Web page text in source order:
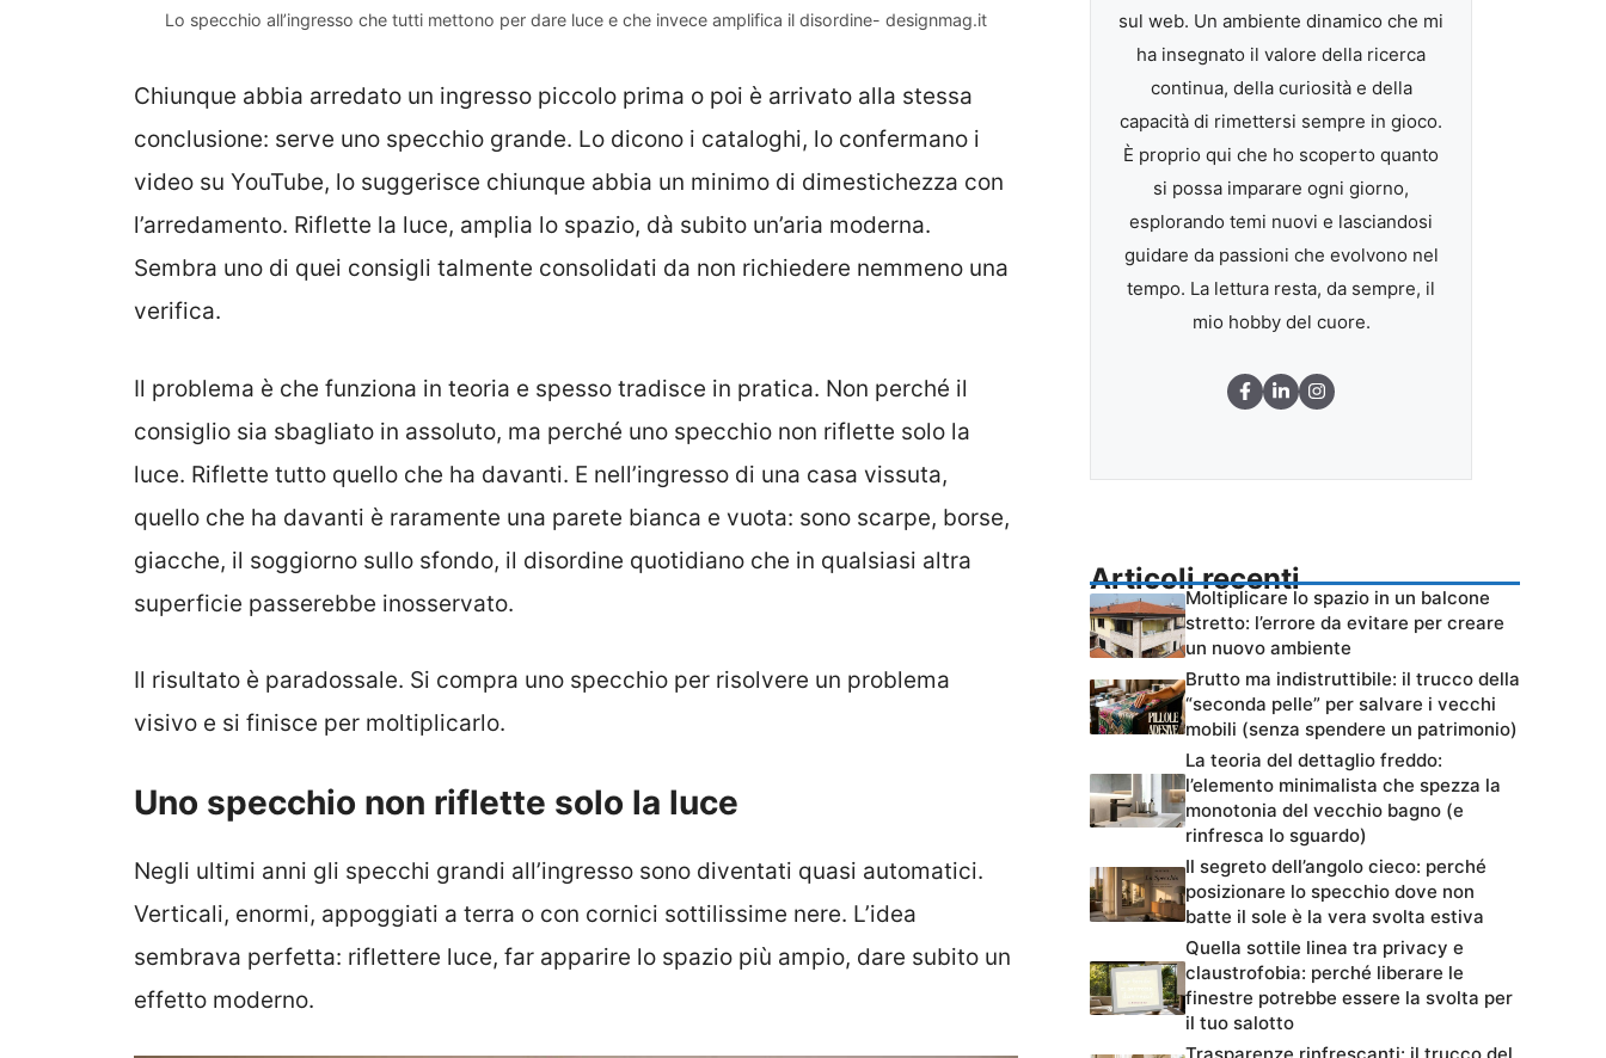
Lo specchio all’ingresso che tutti mettono per dare luce e che invece amplifica il disordine- designmag.it
Chiunque abbia arredato un ingresso piccolo prima o poi è arrivato alla stessa
conclusione: serve uno specchio grande. Lo dicono i cataloghi, lo confermano i
video su YouTube, lo suggerisce chiunque abbia un minimo di dimestichezza con
l’arredamento. Riflette la luce, amplia lo spazio, dà subito un’aria moderna.
Sembra uno di quei consigli talmente consolidati da non richiedere nemmeno una
verifica.
Il problema è che funziona in teoria e spesso tradisce in pratica. Non perché il
consiglio sia sbagliato in assoluto, ma perché uno specchio non riflette solo la
luce. Riflette tutto quello che ha davanti. E nell’ingresso di una casa vissuta,
quello che ha davanti è raramente una parete bianca e vuota: sono scarpe, borse,
giacche, il soggiorno sullo sfondo, il disordine quotidiano che in qualsiasi altra
superficie passerebbe inosservato.
Il risultato è paradossale. Si compra uno specchio per risolvere un problema
visivo e si finisce per moltiplicarlo.
Uno specchio non riflette solo la luce
Negli ultimi anni gli specchi grandi all’ingresso sono diventati quasi automatici.
Verticali, enormi, appoggiati a terra o con cornici sottilissime nere. L’idea
sembrava perfetta: riflettere luce, far apparire lo spazio più ampio, dare subito un
effetto moderno.
sul web. Un ambiente dinamico che mi
ha insegnato il valore della ricerca
continua, della curiosità e della
capacità di rimettersi sempre in gioco.
È proprio qui che ho scoperto quanto
si possa imparare ogni giorno,
esplorando temi nuovi e lasciandosi
guidare da passioni che evolvono nel
tempo. La lettura resta, da sempre, il
mio hobby del cuore.
Articoli recenti
Moltiplicare lo spazio in un balcone
stretto: l’errore da evitare per creare
un nuovo ambiente
Brutto ma indistruttibile: il trucco della
“seconda pelle” per salvare i vecchi
mobili (senza spendere un patrimonio)
La teoria del dettaglio freddo:
l’elemento minimalista che spezza la
monotonia del vecchio bagno (e
rinfresca lo sguardo)
Il segreto dell’angolo cieco: perché
posizionare lo specchio dove non
batte il sole è la vera svolta estiva
Quella sottile linea tra privacy e
claustrofobia: perché liberare le
finestre potrebbe essere la svolta per
il tuo salotto